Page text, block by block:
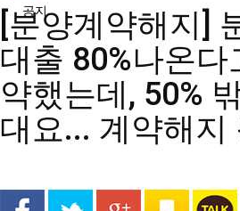
공지
[분양계약해지]
대출 80%나온다
약했는데, 50%
대요... 계약해지